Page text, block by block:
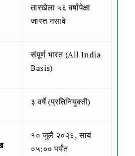
तारखेला ५६ वर्षांपेक्षा
जास्त नसावे
संपूर्ण भारत (All India
Basis)
३ वर्षे (प्रतिनियुक्ती)
१० जुलै २०२६, सायं
०५:०० पर्यंत